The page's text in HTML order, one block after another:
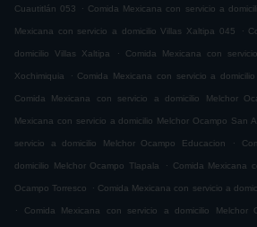
Cuautitlán 053 . Comida Mexicana con servicio a
Mexicana con servicio a domicilio Villas Xaltipa 045 .
domicilio Villas Xaltipa . Comida Mexicana con
Xochimiquia . Comida Mexicana con servicio a
Comida Mexicana con servicio a domicilio Melchor
Mexicana con servicio a domicilio Melchor Ocampo San
servicio a domicilio Melchor Ocampo Educacion .
domicilio Melchor Ocampo Tlapala . Comida Mexicana
Ocampo Torresco . Comida Mexicana con servicio a
.
Comida Mexicana con servicio a domicilio Melchor